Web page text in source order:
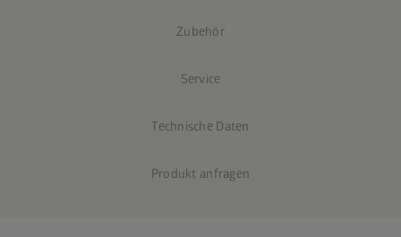
Zubehör
Service
Technische Daten
Produkt anfragen